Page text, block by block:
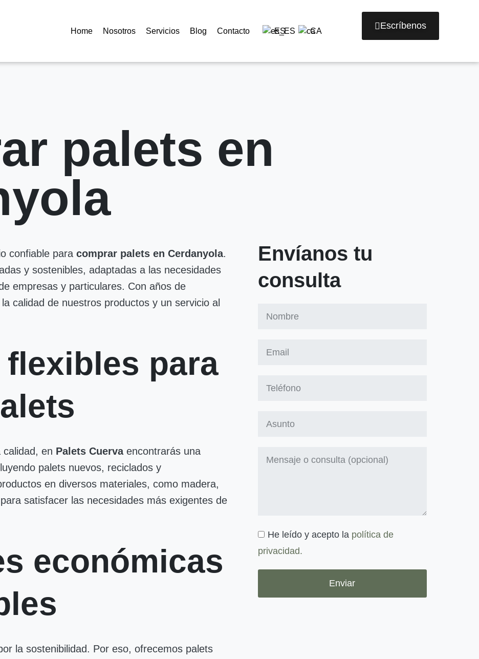
Home Nosotros Servicios Blog Contacto ES CA Escríbenos
palets en
confiable para comprar palets en Cerdanyola.
y sostenibles, adaptadas a las necesidades
empresas y particulares. Con años de
calidad de nuestros productos y un servicio al
para
calidad, en Palets Cuervaencontrarás una
palets nuevos, reciclados y
en diversos materiales, como madera,
satisfacer las necesidades más exigentes de
económicas
la sostenibilidad. Por eso, ofrecemos palets
Envíanos tu
consulta
He leído y acepto la política de
privacidad.
Enviar